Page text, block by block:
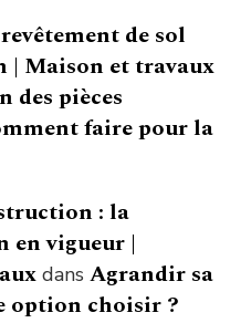
de sol
| Maison et travaux
des pièces
faire pour la
: la
en vigueur |
dans Agrandir sa
option choisir ?